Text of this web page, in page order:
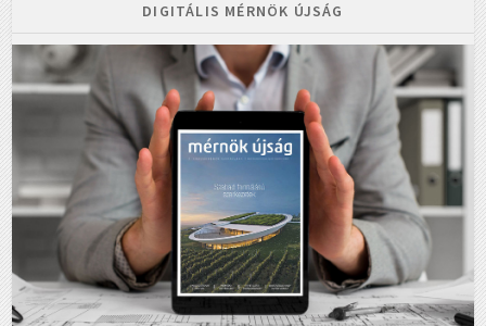
DIGITÁLIS MÉRNÖK ÚJSÁG